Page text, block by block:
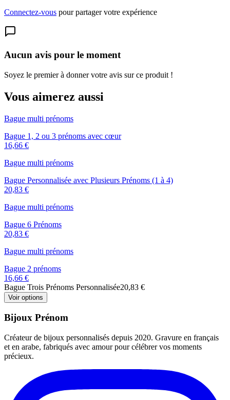
Connectez-vous pour partager votre expérience
Aucun avis pour le moment
Soyez le premier à donner votre avis sur ce produit !
Vous aimerez aussi
Bague multi prénoms
Bague 1, 2 ou 3 prénoms avec cœur
16,66 €
Bague multi prénoms
Bague Personnalisée avec Plusieurs Prénoms (1 à 4)
20,83 €
Bague multi prénoms
Bague 6 Prénoms
20,83 €
Bague multi prénoms
Bague 2 prénoms
16,66 €
Bague Trois Prénoms Personnalisée20,83 €
Voir options
Bijoux Prénom
Créateur de bijoux personnalisés depuis 2020. Gravure en français
et en arabe, fabriqués avec amour pour célébrer vos moments
précieux.